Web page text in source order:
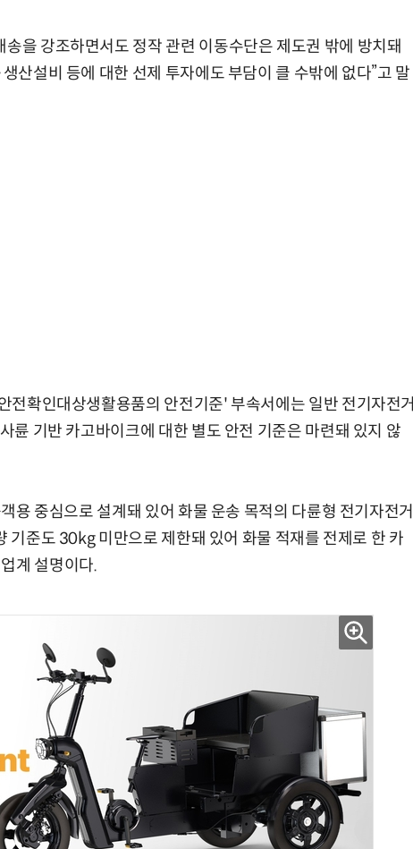
을 강조하면서도 정작 관련 이동수단은 제도권 밖에 방치돼
산설비 등에 대한 선제 투자에도 부담이 클 수밖에 없다”고 말
전확인대상생활용품의 안전기준' 부속서에는 일반 전기자전거
륜 기반 카고바이크에 대한 별도 안전 기준은 마련돼 있지 않
용 중심으로 설계돼 있어 화물 운송 목적의 다륜형 전기자전거
기준도 30kg 미만으로 제한돼 있어 화물 적재를 전제로 한 카
계 설명이다.